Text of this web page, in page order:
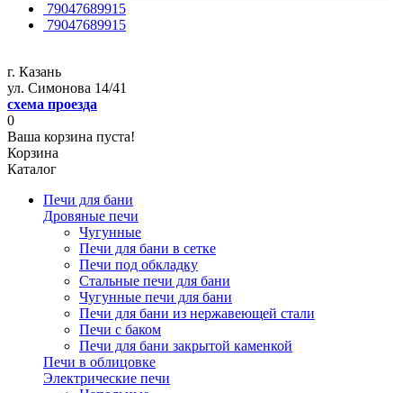
79047689915
79047689915
г. Казань
ул. Симонова 14/41
схема проезда
0
Ваша корзина пуста!
Корзина
Каталог
Печи для бани
Дровяные печи
Чугунные
Печи для бани в сетке
Печи под обкладку
Стальные печи для бани
Чугунные печи для бани
Печи для бани из нержавеющей стали
Печи с баком
Печи для бани закрытой каменкой
Печи в облицовке
Электрические печи